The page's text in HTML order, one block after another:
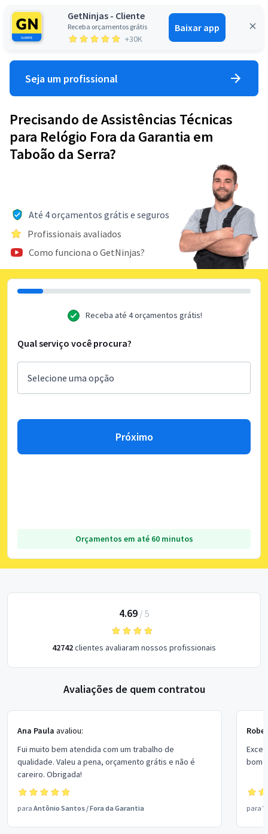
GetNinjas - Cliente
Receba orçamentos grátis
+30K
Baixar app
Entrar
Seja um profissional
Precisando de Assistências Técnicas
para Relógio Fora da Garantia em
Taboão da Serra?
Até 4 orçamentos grátis e seguros
Profissionais avaliados
Como funciona o GetNinjas?
Receba até 4 orçamentos grátis!
Qual serviço você procura?
Próximo
Orçamentos em até 60 minutos
4.69/ 5
42742clientes avaliaram nossos profissionais
Avaliações de quem contratou
Ana Paula avaliou:
Fui muito bem atendida com um trabalho de
qualidade. Valeu a pena, orçamento grátis e não é
careiro. Obrigada!
para Antônio Santos /Fora da Garantia
bom
para